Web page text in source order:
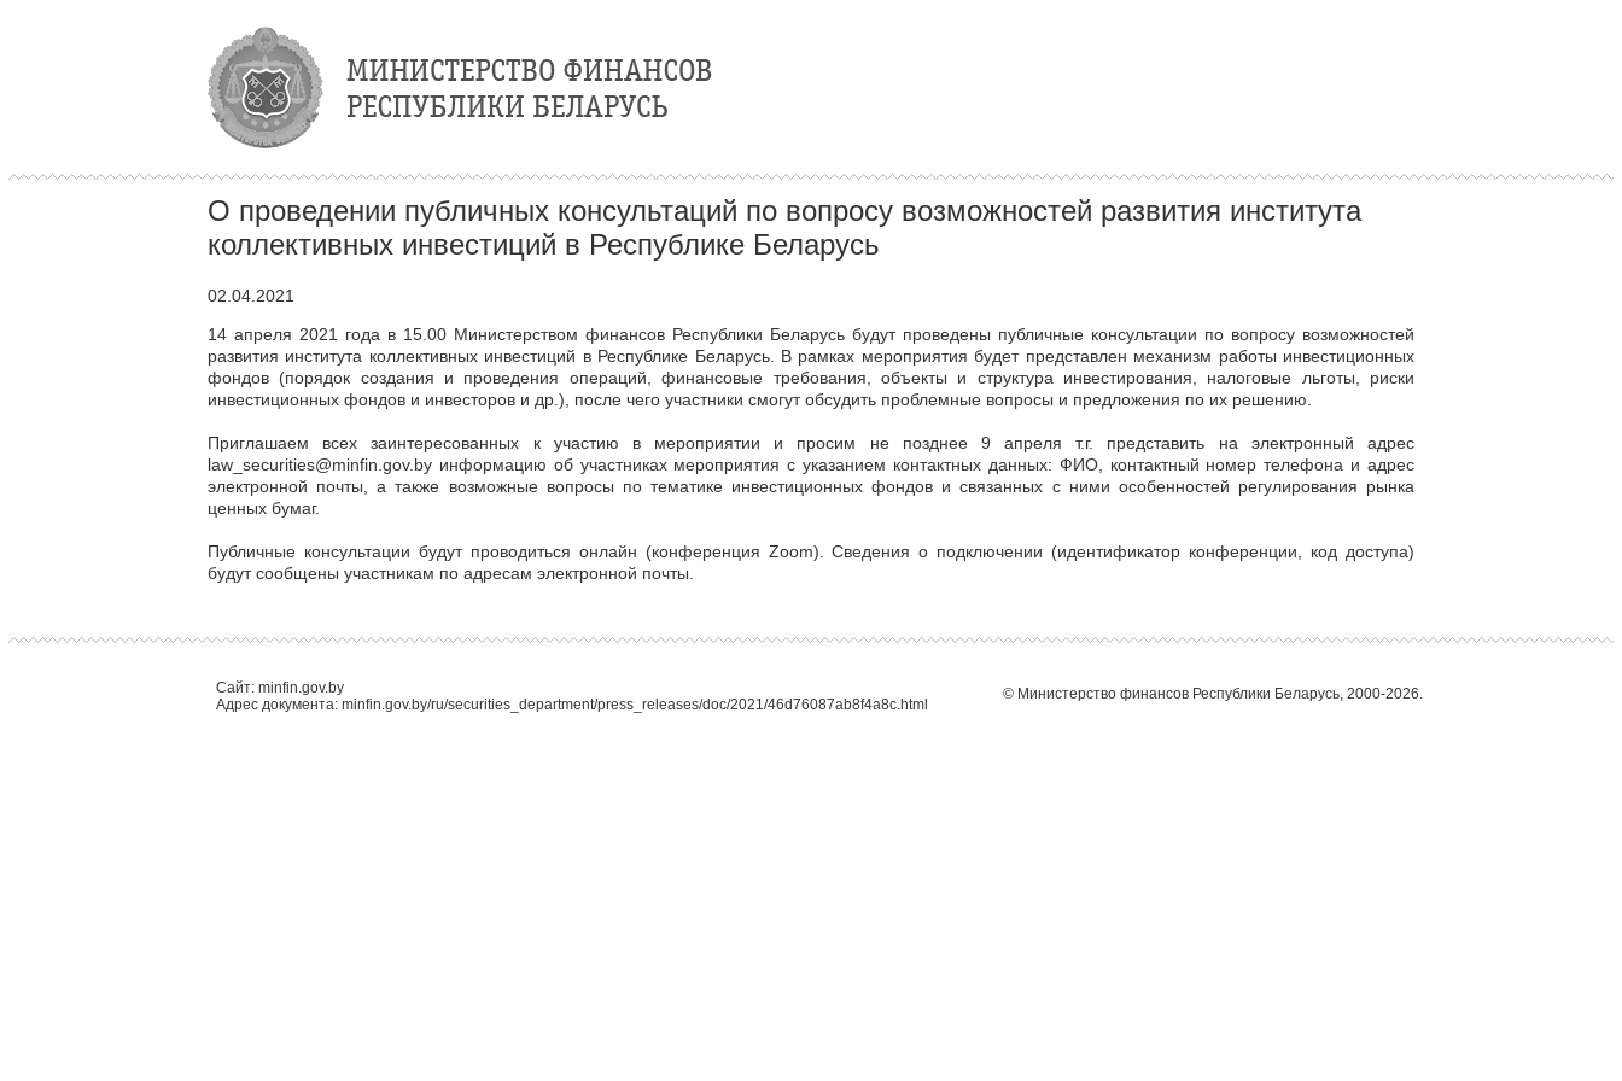
О проведении публичных консультаций по вопросу возможностей развития института
коллективных инвестиций в Республике Беларусь
02.04.2021
14 апреля 2021 года в 15.00 Министерством финансов Республики Беларусь будут проведены публичные консультации по вопросу возможностей
развития института коллективных инвестиций в Республике Беларусь. В рамках мероприятия будет представлен механизм работы инвестиционных
фондов (порядок создания и проведения операций, финансовые требования, объекты и структура инвестирования, налоговые льготы, риски
инвестиционных фондов и инвесторов и др.), после чего участники смогут обсудить проблемные вопросы и предложения по их решению.
Приглашаем всех заинтересованных к участию в мероприятии и просим не позднее 9 апреля т.г. представить на электронный адрес
law_securities@minfin.gov.by информацию об участниках мероприятия с указанием контактных данных: ФИО, контактный номер телефона и адрес
электронной почты, а также возможные вопросы по тематике инвестиционных фондов и связанных с ними особенностей регулирования рынка
ценных бумаг.
Публичные консультации будут проводиться онлайн (конференция Zoom). Сведения о подключении (идентификатор конференции, код доступа)
будут сообщены участникам по адресам электронной почты.
© Министерство финансов Республики Беларусь, 2000-2026.
Сайт: minfin.gov.by
Адрес документа: minfin.gov.by/ru/securities_department/press_releases/doc/2021/46d76087ab8f4a8c.html